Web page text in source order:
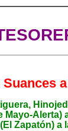
Mayo-Alerta)
Zapatón) a